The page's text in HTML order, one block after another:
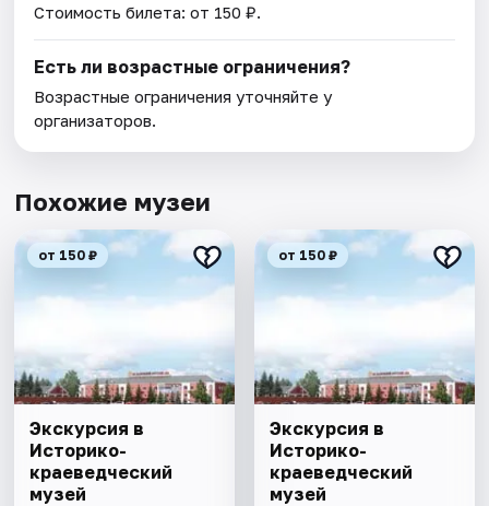
Стоимость билета: от 150 ₽.
Есть ли возрастные ограничения?
Возрастные ограничения уточняйте у
организаторов.
Похожие музеи
от 150 ₽
Экскурсия в
Историко-
краеведческий
музей
от 150 ₽
Экскурсия в
Историко-
краеведческий
музей